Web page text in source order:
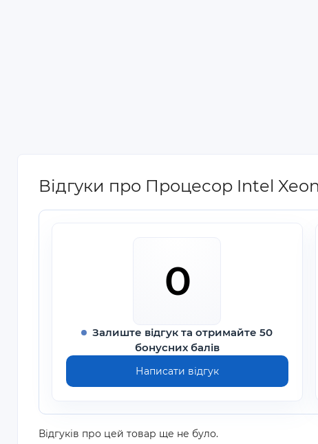
Відгуки про Процесор Intel
0
Залиште відгук та отримайте 50
бонусних балів
Написати відгук
Відгуків про цей товар ще не було.